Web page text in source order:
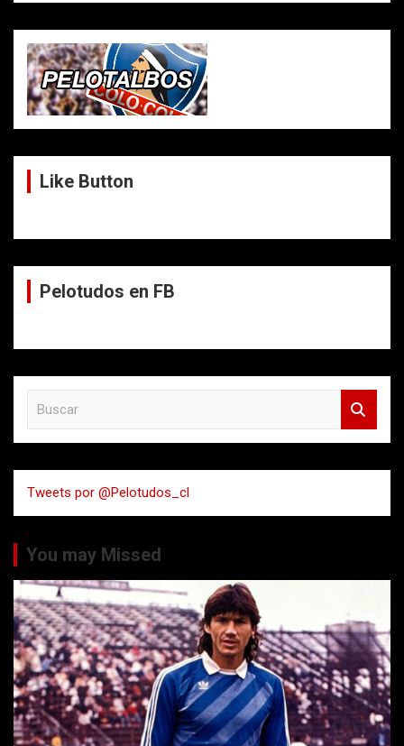
Like Button
Pelotudos en FB
a
r
Tweets por @Pelotudos_cl
You may Missed